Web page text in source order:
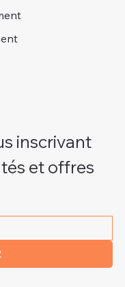
inscrivant
et offres